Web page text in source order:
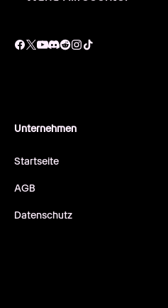
Unternehmen
Startseite
AGB
Datenschutz